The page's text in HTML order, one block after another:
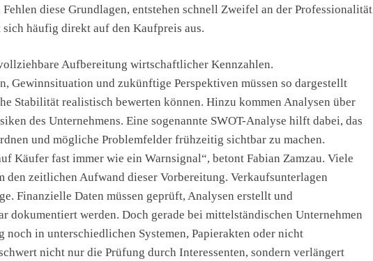
diese Grundlagen, entstehen schnell Zweifel an der Professionalität
häufig direkt auf den Kaufpreis aus.
Aufbereitung wirtschaftlicher Kennzahlen.
Gewinnsituation und zukünftige Perspektiven müssen so dargestellt
Stabilität realistisch bewerten können. Hinzu kommen Analysen über
des Unternehmens. Eine sogenannte SWOT-Analyse hilft dabei, das
und mögliche Problemfelder frühzeitig sichtbar zu machen.
Käufer fast immer wie ein Warnsignal“, betont Fabian Zamzau. Viele
den zeitlichen Aufwand dieser Vorbereitung. Verkaufsunterlagen
Finanzielle Daten müssen geprüft, Analysen erstellt und
dokumentiert werden. Doch gerade bei mittelständischen Unternehmen
in unterschiedlichen Systemen, Papierakten oder nicht
nicht nur die Prüfung durch Interessenten, sondern verlängert